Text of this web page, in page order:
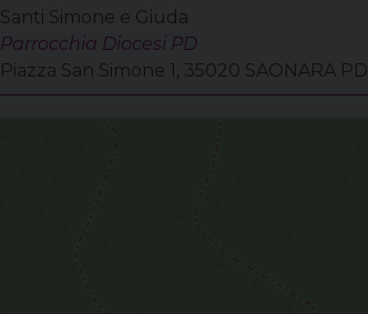
Santi Simone e Giuda
Parrocchia Diocesi PD
Piazza San Simone 1, 35020 SAONARA PD